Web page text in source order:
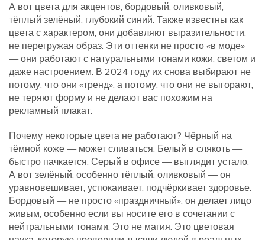
А вот цвета для акцентов, бордовый, оливковый,
тёплый зелёный, глубокий синий. Также известны как
цвета с характером, они добавляют выразительности,
не перегружая образ. Эти оттенки не просто «в моде»
— они работают с натуральными тонами кожи, светом и
даже настроением. В 2024 году их снова выбирают не
потому, что они «тренд», а потому, что они не выгорают,
не теряют форму и не делают вас похожим на
рекламный плакат.
Почему некоторые цвета не работают? Чёрный на
тёмной коже — может сливаться. Белый в слякоть —
быстро пачкается. Серый в офисе — выглядит устало.
А вот зелёный, особенно тёплый, оливковый — он
уравновешивает, успокаивает, подчёркивает здоровье.
Бордовый — не просто «праздничный», он делает лицо
живым, особенно если вы носите его в сочетании с
нейтральными тонами. Это не магия. Это цветовая